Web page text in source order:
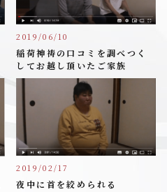
2019/06/10
稲荷神祷の口コミを調べつく
してお越し頂いたご家族
2019/02/17
夜中に首を絞められる